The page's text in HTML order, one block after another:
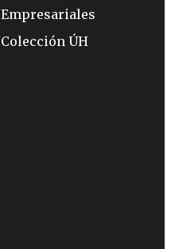
Empresariales
Colección ÚH